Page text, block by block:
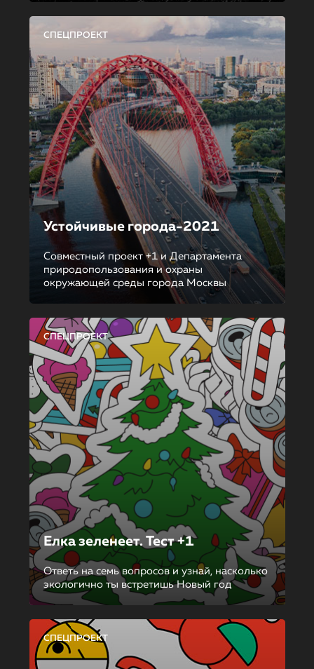
СПЕЦПРОЕКТ
Устойчивые города-2021
Совместный проект +1 и Департамента
природопользования и охраны
окружающей среды города Москвы
СПЕЦПРОЕКТ
Елка зеленеет. Тест +1
Ответь на семь вопросов и узнай, насколько
экологично ты встретишь Новый год
СПЕЦПРОЕКТ